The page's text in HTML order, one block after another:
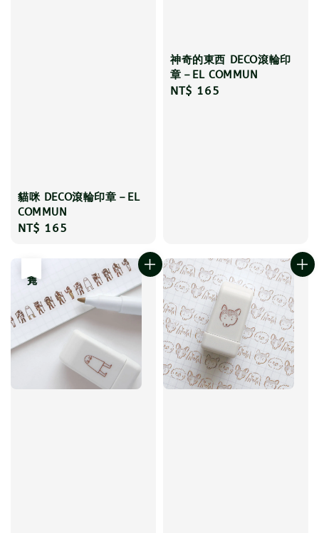
貓咪 DECO滾輪印章－EL
COMMUN
Regular
NT$ 165
神奇的東西 DECO滾輪印
章－EL COMMUN
Regular
NT$ 165